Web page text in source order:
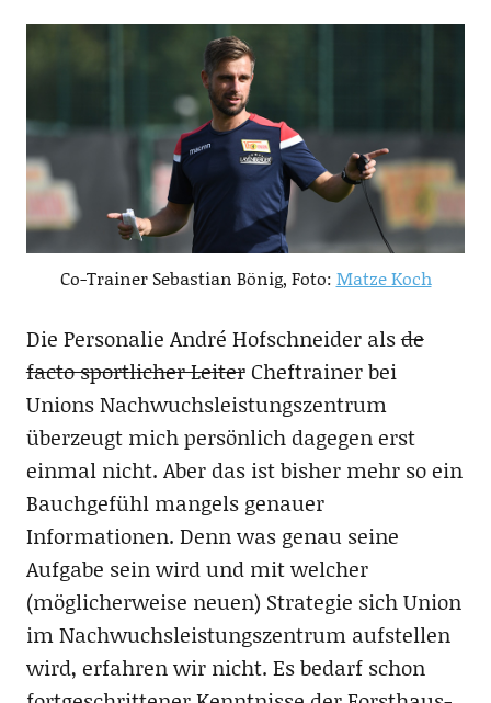
Co-Trainer Sebastian Bönig, Foto: Matze Koch
Die Personalie André Hofschneider alsde
facto sportlicher LeiterCheftrainer bei
Unions Nachwuchsleistungszentrum
überzeugt mich persönlich dagegen erst
einmal nicht. Aber das ist bisher mehr so ein
Bauchgefühl mangels genauer
Informationen. Denn was genau seine
Aufgabe sein wird und mit welcher
(möglicherweise neuen) Strategie sich Union
im Nachwuchsleistungszentrum aufstellen
wird, erfahren wir nicht. Es bedarf schon